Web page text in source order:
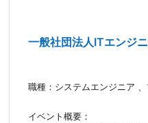
一般社団法人ITエンジ
職種：システムエンジニア
イベント概要：